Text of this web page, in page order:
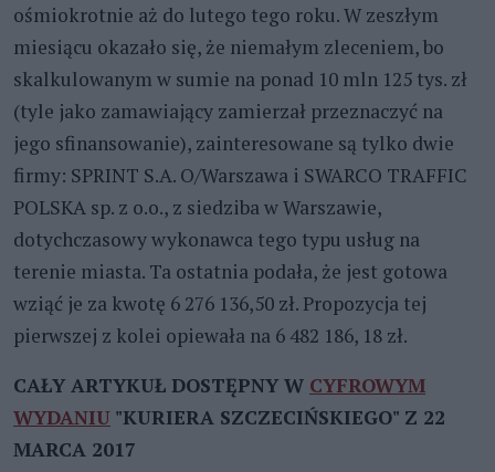
ośmiokrotnie aż do lutego tego roku. W zeszłym
miesiącu okazało się, że niemałym zleceniem, bo
skalkulowanym w sumie na ponad 10 mln 125 tys. zł
(tyle jako zamawiający zamierzał przeznaczyć na
jego sfinansowanie), zainteresowane są tylko dwie
firmy: SPRINT S.A. O/Warszawa i SWARCO TRAFFIC
POLSKA sp. z o.o., z siedziba w Warszawie,
dotychczasowy wykonawca tego typu usług na
terenie miasta. Ta ostatnia podała, że jest gotowa
wziąć je za kwotę 6 276 136,50 zł. Propozycja tej
pierwszej z kolei opiewała na 6 482 186, 18 zł.
CAŁY ARTYKUŁ DOSTĘPNY W CYFROWYM
WYDANIU "KURIERA SZCZECIŃSKIEGO" Z 22
MARCA 2017